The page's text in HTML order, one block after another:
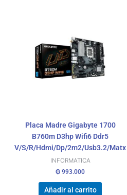
Placa Madre Gigabyte 1700
B760m D3hp Wifi6 Ddr5
V/S/R/Hdmi/Dp/2m2/Usb3.2/Matx
INFORMATICA
₲ 993.000
Añadir al carrito